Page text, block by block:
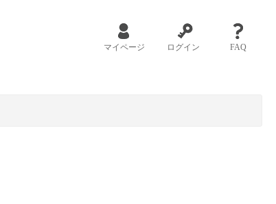
マイページ ログイン FAQ